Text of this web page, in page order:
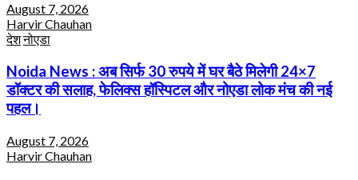
August 7, 2026
Harvir Chauhan
देशनोएडा
Noida News : अब सिर्फ 30 रुपये में घर बैठे मिलेगी 24×7
डॉक्टर की सलाह, फेलिक्स हॉस्पिटल और नोएडा लोक मंच की नई
पहल।
August 7, 2026
Harvir Chauhan